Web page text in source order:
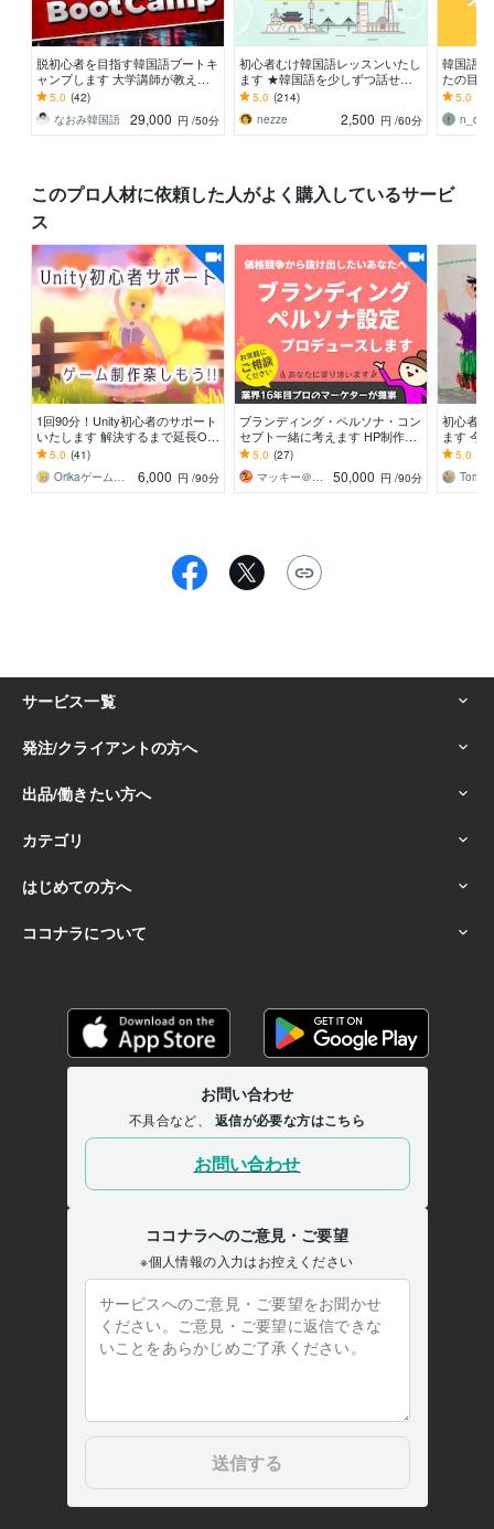
脱初心者を目指す韓国語ブートキ
ャンプします 大学講師が教える
「はじめての韓国語」(月１０回
コース)
5.0 (42)
なおみ韓国語
29,000 円 /50分
初心者むけ韓国語レッスンいたし
ます ★韓国語を少しずつ話せる
ようになる喜びを皆さんに！
5.0 (214)
nezze
2,500 円 /60分
韓国語
たの目
5.0
このプロ人材に依頼した人がよく購入しているサービ
ス
1回90分！Unity初心者のサポート
いたします 解決するまで延長O
K！無料相談OK！前提知識は一切
不要！
5.0 (41)
Orikaゲーム制作
6,000 円 /90分
ブランディング・ペルソナ・コン
セプト一緒に考えます HP制作や
インスタ初期設計にも対応。女性
向けサービスに強い
5.0 (27)
マッキー＠強み引き出すブランドディレクタ
50,000 円 /90分
初心者
ます 今
という
5.0